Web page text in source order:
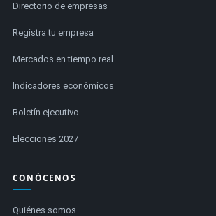
Directorio de empresas
Registra tu empresa
Mercados en tiempo real
Indicadores económicos
Boletín ejecutivo
Elecciones 2027
CONÓCENOS
Quiénes somos